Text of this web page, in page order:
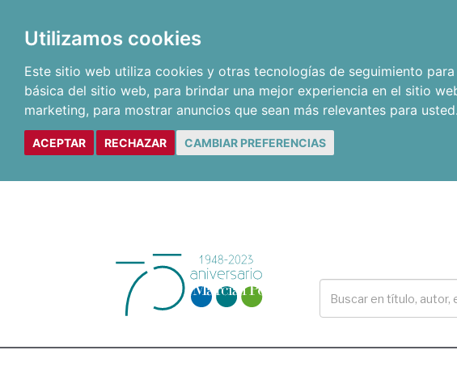
Utilizamos cookies
Este sitio web utiliza cookies y otras tecnologías de seguimiento
básica del sitio web, para brindar una mejor experiencia en el sitio
marketing, para mostrar anuncios que sean más relevantes para usted.
ACEPTAR RECHAZAR CAMBIAR PREFERENCIAS